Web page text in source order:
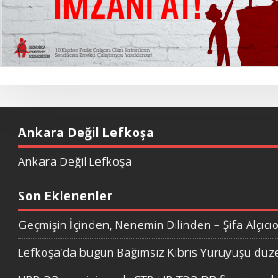
Ankara Değil Lefkoşa
Ankara Değil Lefkoşa
Son Eklenenler
Geçmişin İçinden, Nenemin Dilinden – Şifa
Lefkoşa’da bugün Bağımsız Kıbrıs Yürüyüşü